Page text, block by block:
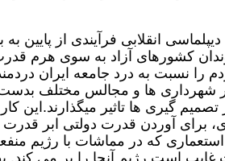
انقلابی فرآیندی از پایین به
کشورهای آزاد به سوی هرم
را نسبت به درد جامعه ایران
در شهرداری ها و مجالس مختلف
گیری ها تاثیر میگذارند.این کار
برای آوردن قدرت دولتی ابر
که در مماشات با رژیم
غایب است رژیم آنجا را پر می کند.